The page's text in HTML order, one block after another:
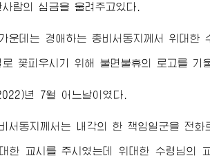
람의 심금을 울려주고있다.
운데는 경애하는 총비서동지께서 위대한
꽃피우시기 위해 불면불휴의 로고를 기
년 7월 어느날이였다.
서동지께서는 내각의 한 책임일군을 전화
한 교시를 주시였는데위대한 수령님의